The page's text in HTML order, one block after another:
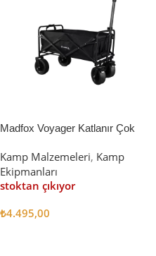
Madfox Voyager Katlanır Çok
[Vagon] BLACK
Kamp Malzemeleri, Kamp
Ekipmanları
stoktan çıkıyor
₺4.495,00